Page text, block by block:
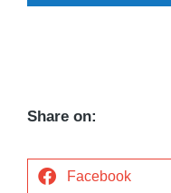
Share on:
Facebook